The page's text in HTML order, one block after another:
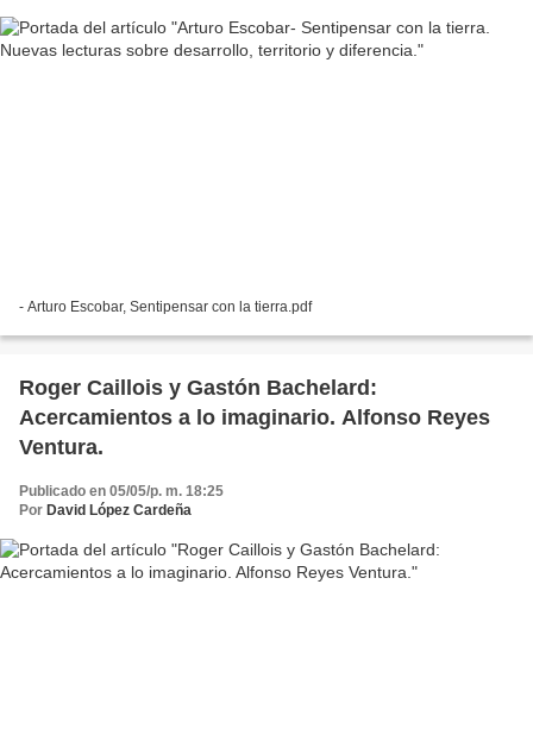
- Arturo Escobar, Sentipensar con la tierra.pdf
Roger Caillois y Gastón Bachelard:
Acercamientos a lo imaginario. Alfonso Reyes
Ventura.
Publicado en 05/05/p. m. 18:25
Por David López Cardeña